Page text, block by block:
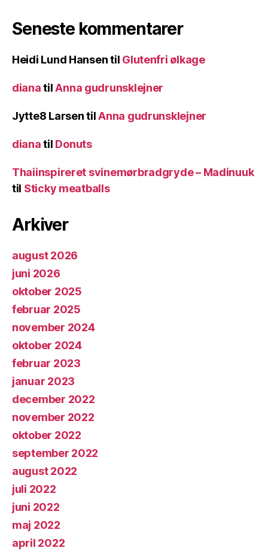
Seneste kommentarer
Heidi Lund Hansentil Glutenfri ølkage
dianatilAnna gudrunsklejner
Jytte8 LarsentilAnna gudrunsklejner
dianatil Donuts
Thaiinspireret svinemørbradgryde – Madinuuk
til Sticky meatballs
Arkiver
august 2026
juni 2026
oktober 2025
februar 2025
november 2024
oktober 2024
februar 2023
januar 2023
december 2022
november 2022
oktober 2022
september 2022
august 2022
juli 2022
juni 2022
maj 2022
april 2022